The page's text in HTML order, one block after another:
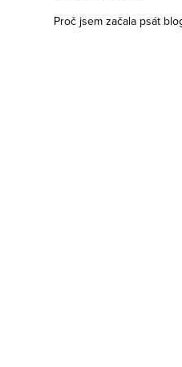
Proč jsem začala psát